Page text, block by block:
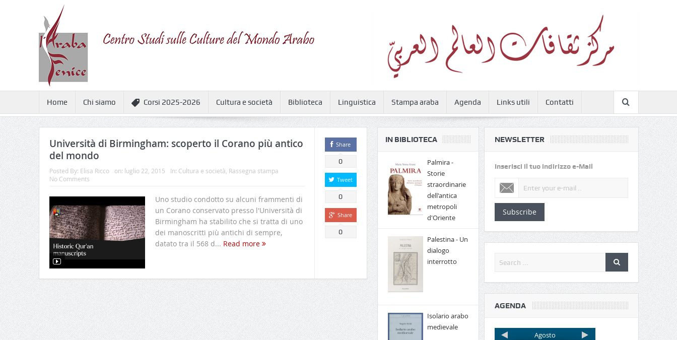
Home Chi siamo Corsi 2025-2026 Cultura e società Biblioteca Linguistica Stampa araba Agenda Links utili Contatti
Università di Birmingham: scoperto il Corano più antico
del mondo
Posted By: Elisa Ricco on: luglio 22, 2015 In: Cultura e società Rassegna stampa
No Comments
Uno studio condotto su alcuni frammenti di
un Corano conservato presso l'Università di
Birmingham ha stabilito che si tratta di uno
dei manoscritti più antichi di sempre,
datato tra il 568 d... Read more
Share
0
Tweet
0
Share
0
IN BIBLIOTECA
Palmira -
Storie
straordinarie
dell'antica
metropoli
d'Oriente
Palestina - Un
dialogo
interrotto
Isolario arabo
medievale
NEWSLETTER
Inserisci il tuo indirizzo e-Mail
Subscribe
AGENDA
Agosto